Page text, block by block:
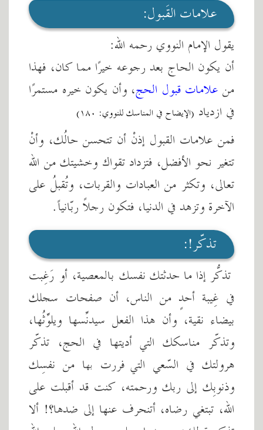
علامات القَبول:
يقول الإمام النووي رحمه الله:
أن يكون الحاج بعد رجوعه خيرًا مما كان، فهذا
من علامات قبول الحج، وأن يكون خيره مستمرًا
في ازدياد (الإيضاح في المناسك للنووي: ١٨٠)
فمن علامات القبول إذنْ أن تتحسن حالُك، وأنْ
تتغير نحو الأفضل، فتزداد تقواك وخشيتك من الله
تعالى، وتكثر من العبادات والقربات، وتُقبلُ على
الآخرة وتزهد في الدنيا، فتكون رجلاً ربّانياً.
تذكّر!:
تذكّر إذا ما حدثتك نفسُك بالمعصية، أو رَغِبت
في غِيبة أحدٍ من الناس، أن صفحات سجلك
بيضاء نقية، وأن هذا الفعل سيدنِّسها ويلوِّثُها،
وتذكّر مناسكك التي أديتها في الحج، تذكّر
هرولتك في السّعي التي فررت بها من نفسِك
وذنوبِك إلى ربك ورحمته، كنت قد أقبلت على
الله، تبتغي رضاه، أتنحرف عنها إلى ضدها؟! ألا